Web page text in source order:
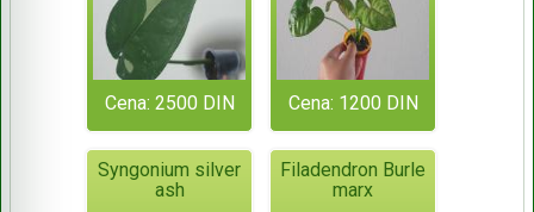
Cena: 2500 DIN Cena: 1200 DIN
Syngonium silver
ash
Filadendron Burle
marx